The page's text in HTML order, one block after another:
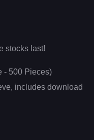
stocks last!
- 500 Pieces)
includes download